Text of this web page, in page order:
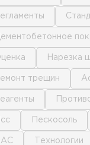
регламенты
цементобетонное
оценка нарезка
ремонт трещин
реагенты
псс пескосоль
БАС технологии